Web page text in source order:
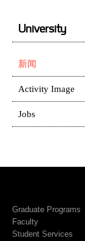
University
新闻
Activity Image
Jobs
Graduate Programs
Faculty
Student Services